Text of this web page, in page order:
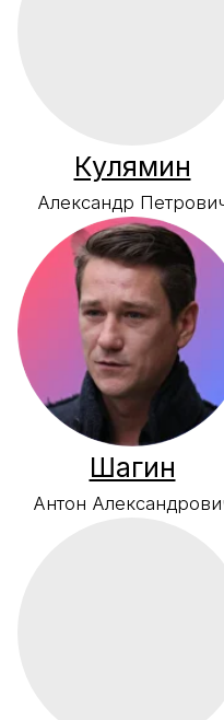
Медведева
Елена Владимировна
Маслова
Инна Валерьевна